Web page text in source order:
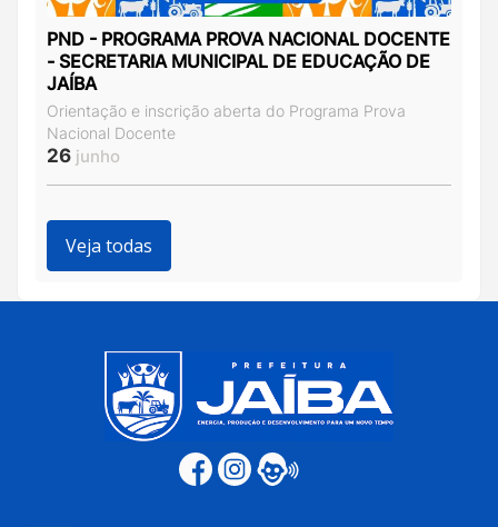
PND - PROGRAMA PROVA NACIONAL DOCENTE
- SECRETARIA MUNICIPAL DE EDUCAÇÃO DE
JAÍBA
Orientação e inscrição aberta do Programa Prova
Nacional Docente
26 junho
Veja todas